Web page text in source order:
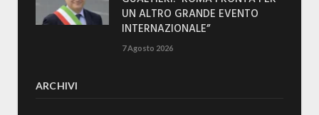
UN ALTRO GRANDE EVENTO
INTERNAZIONALE”
7 Agosto 2026
ARCHIVI